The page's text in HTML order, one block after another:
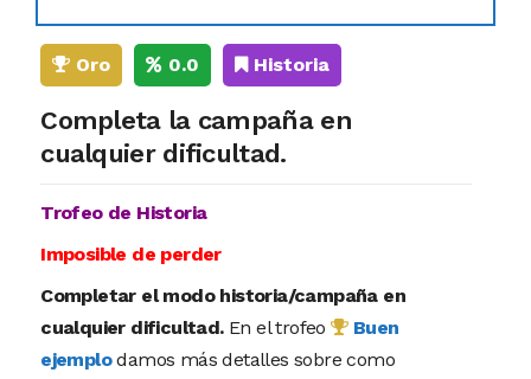
Oro 0.0 Historia
Completa la campaña en
cualquier dificultad.
Trofeo de Historia
Imposible de perder
Completar el modo historia/campaña en
cualquier dificultad. En el trofeo
Buen
ejemplodamos más detalles sobre como